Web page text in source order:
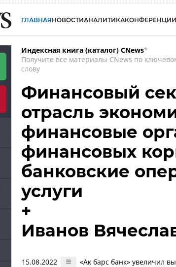
ГЛАВНАЯНОВОСТИАНАЛИТИКАКОНФЕРЕНЦИИ
Индексная книга (каталог) CNews*
Получите все материалы CNews по
слову
Финансовый
отрасль
финансовые
финансовых
банковские
услуги
+
Иванов
15.08.2022 «Ак барс банк» увеличил